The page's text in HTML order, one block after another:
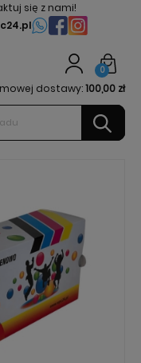
się z nami!
0
dostawy:100,00 zł